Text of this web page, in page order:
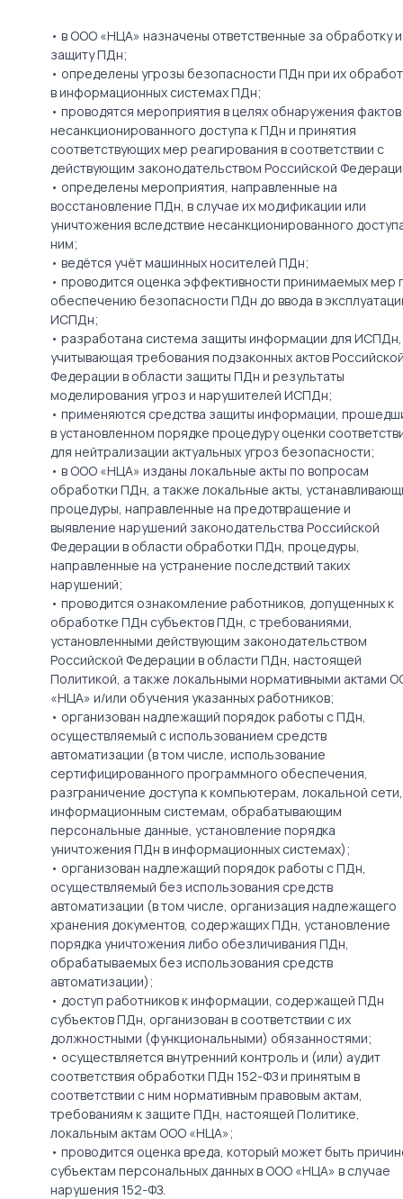
• в ООО «НЦА» назначены ответственные за обработку и
защиту ПДн;
• определены угрозы безопасности ПДн при их
в информационных системах ПДн;
• проводятся мероприятия в целях обнаружения фактов
несанкционированного доступа к ПДн и принятия
соответствующих мер реагирования в соответствии с
действующим законодательством Российской
• определены мероприятия, направленные на
восстановление ПДн, в случае их модификации или
уничтожения вследствие несанкционированного
ним;
• ведётся учёт машинных носителей ПДн;
• проводится оценка эффективности принимаемых мер
обеспечению безопасности ПДн до ввода в
ИСПДн;
• разработана система защиты информации для ИСПДн,
учитывающая требования подзаконных актов
Федерации в области защиты ПДн и результаты
моделирования угроз и нарушителей ИСПДн;
• применяются средства защиты информации,
в установленном порядке процедуру оценки
для нейтрализации актуальных угроз безопасности;
• в ООО «НЦА» изданы локальные акты по вопросам
обработки ПДн, а также локальные акты,
процедуры, направленные на предотвращение и
выявление нарушений законодательства Российской
Федерации в области обработки ПДн, процедуры,
направленные на устранение последствий таких
нарушений;
• проводится ознакомление работников, допущенных к
обработке ПДн cубъектов ПДн, с требованиями,
установленными действующим законодательством
Российской Федерации в области ПДн, настоящей
Политикой, а также локальными нормативными актами
«НЦА» и/или обучения указанных работников;
• организован надлежащий порядок работы с ПДн,
осуществляемый с использованием средств
автоматизации (в том числе, использование
сертифицированного программного обеспечения,
разграничение доступа к компьютерам, локальной сети,
информационным системам, обрабатывающим
персональные данные, установление порядка
уничтожения ПДн в информационных системах);
• организован надлежащий порядок работы с ПДн,
осуществляемый без использования средств
автоматизации (в том числе, организация надлежащего
хранения документов, содержащих ПДн, установление
порядка уничтожения либо обезличивания ПДн,
обрабатываемых без использования средств
автоматизации);
• доступ работников к информации, содержащей ПДн
cубъектов ПДн, организован в соответствии с их
должностными (функциональными) обязанностями;
• осуществляется внутренний контроль и (или) аудит
соответствия обработки ПДн 152-ФЗ и принятым в
соответствии с ним нормативным правовым актам,
требованиям к защите ПДн, настоящей Политике,
локальным актам ООО «НЦА»;
• проводится оценка вреда, который может быть
субъектам персональных данных в ООО «НЦА» в случае
нарушения 152-ФЗ.